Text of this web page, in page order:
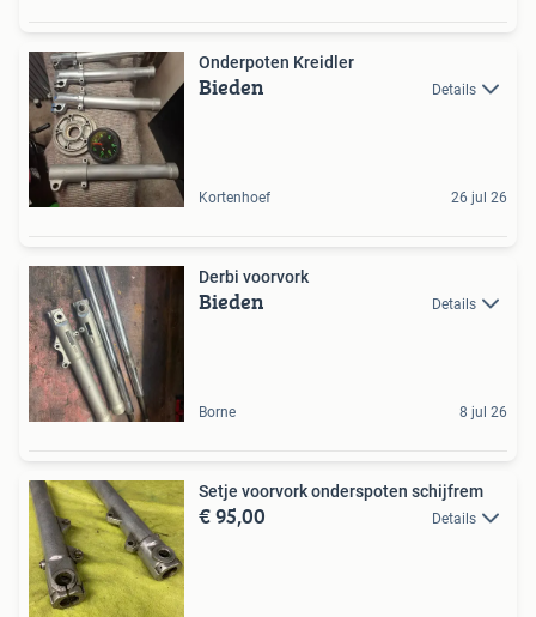
Onderpoten Kreidler
Bieden Details
Kortenhoef 26 jul 26
Derbi voorvork
Bieden Details
Borne 8 jul 26
Setje voorvork onderspoten schijfrem
€ 95,00 Details